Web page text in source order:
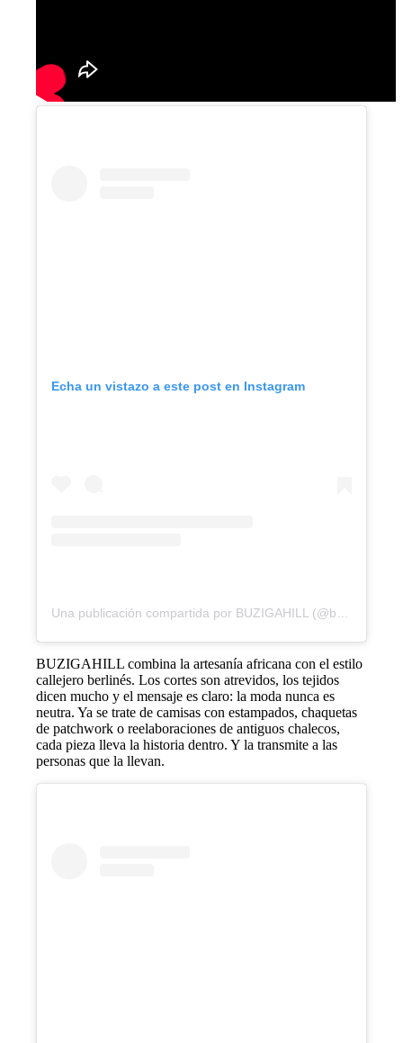
Echa un vistazo a este post en Instagram
BUZIGAHILL combina la artesanía africana con el estilo
callejero berlinés. Los cortes son atrevidos, los tejidos
dicen mucho y el mensaje es claro: la moda nunca es
neutra. Ya se trate de camisas con estampados, chaquetas
de patchwork o reelaboraciones de antiguos chalecos,
cada pieza lleva la historia dentro. Y la transmite a las
personas que la llevan.